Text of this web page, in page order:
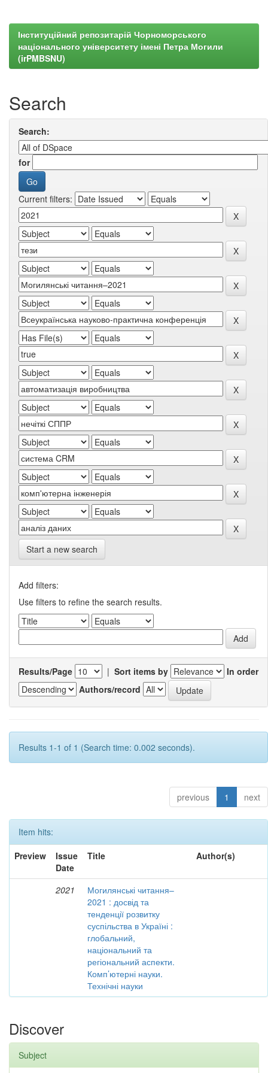
Інституційний репозитарій Чорноморського
національного університету імені Петра Могили
(irPMBSNU)
Search
Search:
for
Current filters:
Start a new search
Add filters:
Use filters to refine the search results.
Results/Page | Sort items by
In order
Authors/record
Results 1-1 of 1 (Search time: 0.002 seconds).
previous 1 next
Item hits:
Preview
Issue
Date
Title Author(s)
2021
Могилянські читання–
2021 : досвід та
тенденції розвитку
суспільства в Україні :
глобальний,
національний та
регіональний аспекти.
Комп’ютерні науки.
Технічні науки
Discover
Subject